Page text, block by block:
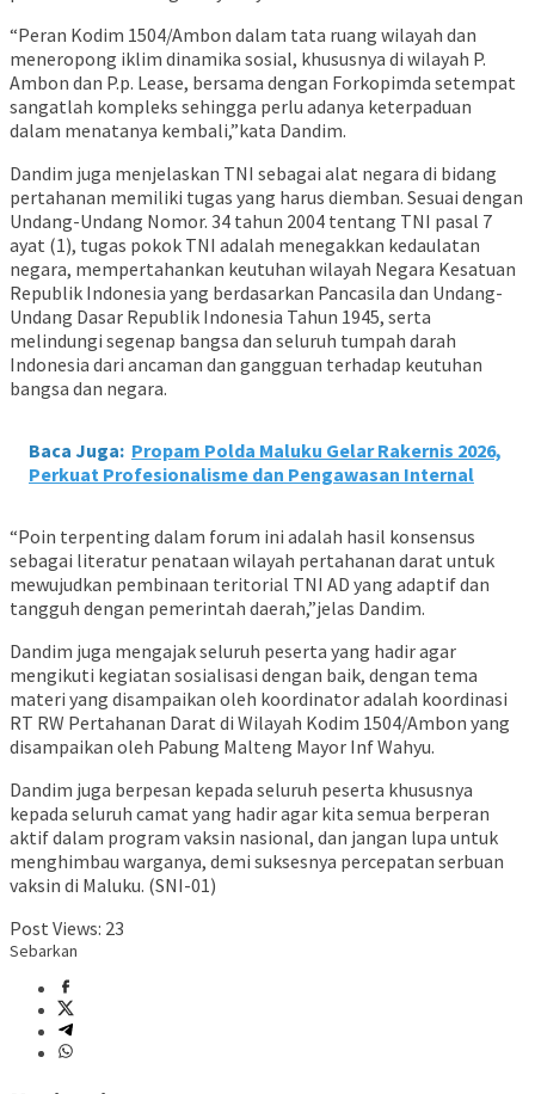
“Peran Kodim 1504/Ambon dalam tata ruang wilayah dan
meneropong iklim dinamika sosial, khususnya di wilayah P.
Ambon dan P.p. Lease, bersama dengan Forkopimda setempat
sangatlah kompleks sehingga perlu adanya keterpaduan
dalam menatanya kembali,”kata Dandim.
Dandim juga menjelaskan TNI sebagai alat negara di bidang
pertahanan memiliki tugas yang harus diemban. Sesuai dengan
Undang-Undang Nomor. 34 tahun 2004 tentang TNI pasal 7
ayat (1), tugas pokok TNI adalah menegakkan kedaulatan
negara, mempertahankan keutuhan wilayah Negara Kesatuan
Republik Indonesia yang berdasarkan Pancasila dan Undang-
Undang Dasar Republik Indonesia Tahun 1945, serta
melindungi segenap bangsa dan seluruh tumpah darah
Indonesia dari ancaman dan gangguan terhadap keutuhan
bangsa dan negara.
Baca Juga: Propam Polda Maluku Gelar Rakernis 2026,
Perkuat Profesionalisme dan Pengawasan Internal
“Poin terpenting dalam forum ini adalah hasil konsensus
sebagai literatur penataan wilayah pertahanan darat untuk
mewujudkan pembinaan teritorial TNI AD yang adaptif dan
tangguh dengan pemerintah daerah,”jelas Dandim.
Dandim juga mengajak seluruh peserta yang hadir agar
mengikuti kegiatan sosialisasi dengan baik, dengan tema
materi yang disampaikan oleh koordinator adalah koordinasi
RT RW Pertahanan Darat di Wilayah Kodim 1504/Ambon yang
disampaikan oleh Pabung Malteng Mayor Inf Wahyu.
Dandim juga berpesan kepada seluruh peserta khususnya
kepada seluruh camat yang hadir agar kita semua berperan
aktif dalam program vaksin nasional, dan jangan lupa untuk
menghimbau warganya, demi suksesnya percepatan serbuan
vaksin di Maluku. (SNI-01)
Post Views: 23
Sebarkan